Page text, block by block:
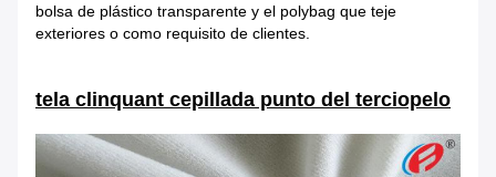
bolsa de plástico transparente y el polybag que teje
exteriores o como requisito de clientes.
tela clinquant cepillada punto del terciopelo